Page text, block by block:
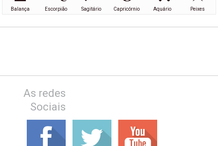
Balança Escorpião Sagitário Capricórnio Aquário Peixes
As redes
Sociais